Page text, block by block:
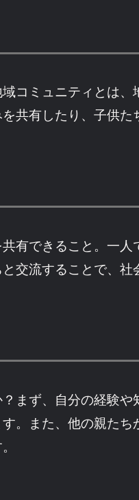
コミュニティとは、
共有したり、子供た
有できること。一人
交流することで、社
まず、自分の経験や
。また、他の親たち